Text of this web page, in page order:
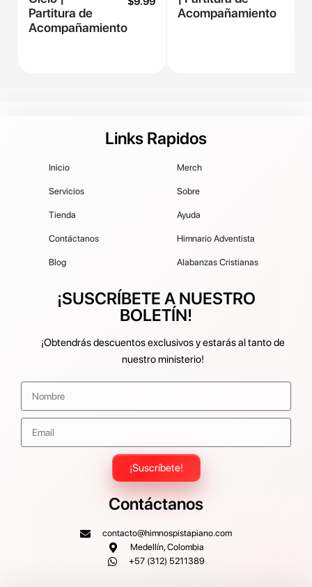
Partitura de
Acompañamiento
Acompañamiento
Links Rapidos
Inicio
Servicios
Tienda
Contáctanos
Blog
Merch
Sobre
Ayuda
Himnario Adventista
Alabanzas Cristianas
¡SUSCRÍBETE A NUESTRO
BOLETÍN!
¡Obtendrás descuentos exclusivos y estarás al tanto de
nuestro ministerio!
¡Suscríbete!
Contáctanos
contacto@himnospistapiano.com
Medellín, Colombia
+57 (312) 5211389